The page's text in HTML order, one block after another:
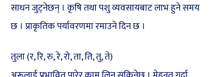
साधन जुट्नेछन् । कृषि तथा पशु व्यवसायबाट लाभ हुने समय
छ । प्राकृतिक पर्यावरणमा रमाउने दिन छ ।
तुला (र, रि, रु, रे, रो, ता, ति, तु, ते)